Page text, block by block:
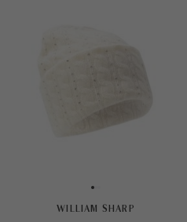
WILLIAM SHARP